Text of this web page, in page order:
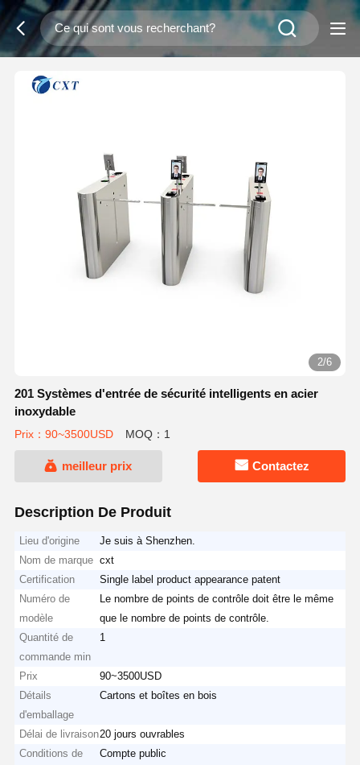
2/6
201 Systèmes d'entrée de sécurité intelligents en acier
inoxydable
Prix：90~3500USD MOQ：1
meilleur prix Contactez
Description De Produit
Lieu d'origine
Je suis à Shenzhen.
Nom de marque cxt
Certification
Single label product appearance patent
Numéro de
modèle
Le nombre de points de contrôle doit être le même
que le nombre de points de contrôle.
Quantité de
commande min
1
Prix
90~3500USD
Détails
d'emballage
Cartons et boîtes en bois
Délai de livraison20 jours ouvrables
Conditions de
Compte public